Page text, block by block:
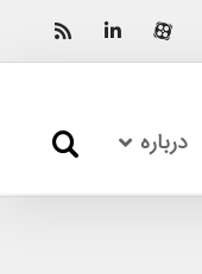
درباره